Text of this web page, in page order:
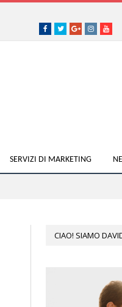
Facebook
TwitterGoogle+instagram
SERVIZI DI MARKETING
CIAO! SIAMO